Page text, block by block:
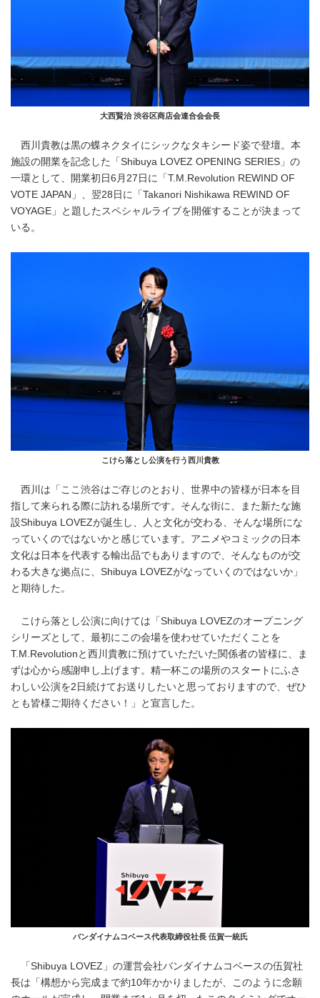
大西賢治 渋谷区商店会連合会会長
西川貴教は黒の蝶ネクタイにシックなタキシード姿で登壇。本
施設の開業を記念した「Shibuya LOVEZ OPENING SERIES」の
一環として、開業初日6月27日に「T.M.Revolution REWIND OF
VOTE JAPAN」、翌28日に「Takanori Nishikawa REWIND OF
VOYAGE」と題したスペシャルライブを開催することが決まって
いる。
こけら落とし公演を行う西川貴教
西川は「ここ渋谷はご存じのとおり、世界中の皆様が日本を目
指して来られる際に訪れる場所です。そんな街に、また新たな施
設Shibuya LOVEZが誕生し、人と文化が交わる、そんな場所にな
っていくのではないかと感じています。アニメやコミックの日本
文化は日本を代表する輸出品でもありますので、そんなものが交
わる大きな拠点に、Shibuya LOVEZがなっていくのではないか」
と期待した。
こけら落とし公演に向けては「Shibuya LOVEZのオープニング
シリーズとして、最初にこの会場を使わせていただくことを
T.M.Revolutionと西川貴教に預けていただいた関係者の皆様に、ま
ずは心から感謝申し上げます。精一杯この場所のスタートにふさ
わしい公演を2日続けてお送りしたいと思っておりますので、ぜひ
とも皆様ご期待ください！」と宣言した。
バンダイナムコベース代表取締役社長 伍賀一統氏
「Shibuya LOVEZ」の運営会社バンダイナムコベースの伍賀社
長は「構想から完成まで約10年かかりましたが、このように念願